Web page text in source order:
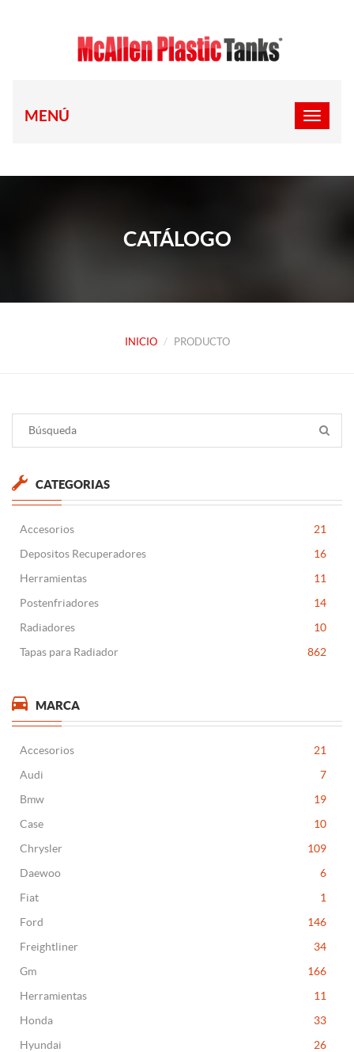
MENÚ
CATÁLOGO
INICIO PRODUCTO
CATEGORIAS
Accesorios
21
Depositos Recuperadores
16
Herramientas
11
Postenfriadores
14
Radiadores
10
Tapas para Radiador
862
MARCA
Accesorios
21
Audi
7
Bmw
19
Case
10
Chrysler
109
Daewoo
6
Fiat
1
Ford
146
Freightliner
34
Gm
166
Herramientas
11
Honda
33
Hyundai
26